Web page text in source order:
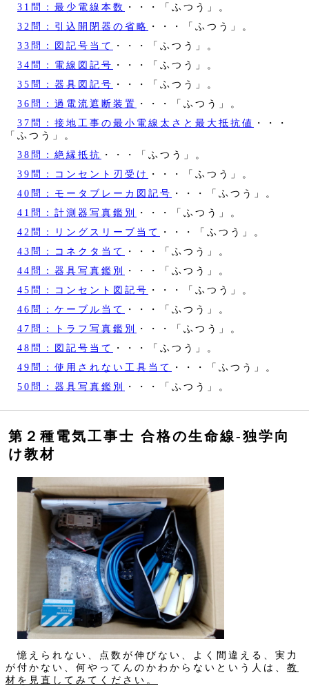
31問：最少電線本数
・・・「ふつう」。
32問：引込開閉器の省略 ・・・「ふつう」。
33問：図記号当て
・・・「ふつう」。
34問：電線図記号 ・・・「ふつう」。
35問：器具図記号 ・・・「ふつう」。
36問：過電流遮断装置 ・・・「ふつう」。
37問：接地工事の最小電線太さと最大抵抗値
・・・
「ふつう」。
38問：絶縁抵抗 ・・・「ふつう」。
39問：コンセント刃受け
・・・「ふつう」。
40問：モータブレーカ図記号 ・・・「ふつう」。
41問：計測器写真鑑別
・・・「ふつう」。
42問：リングスリーブ当て
・・・「ふつう」。
43問：コネクタ当て
・・・「ふつう」。
44問：器具写真鑑別
・・・「ふつう」。
45問：コンセント図記号 ・・・「ふつう」。
46問：ケーブル当て
・・・「ふつう」。
47問：トラフ写真鑑別
・・・「ふつう」。
48問：図記号当て
・・・「ふつう」。
49問：使用されない工具当て
・・・「ふつう」。
50問：器具写真鑑別
・・・「ふつう」。
第２種電気工事士 合格の生命線‐独学向
け教材
憶えられない、点数が伸びない、よく間違える、実力
が付かない、何やってんのかわからないという人は、 教
材を見直してみてください。